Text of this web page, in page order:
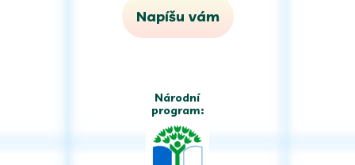
Napíšu vám
Národní
program: